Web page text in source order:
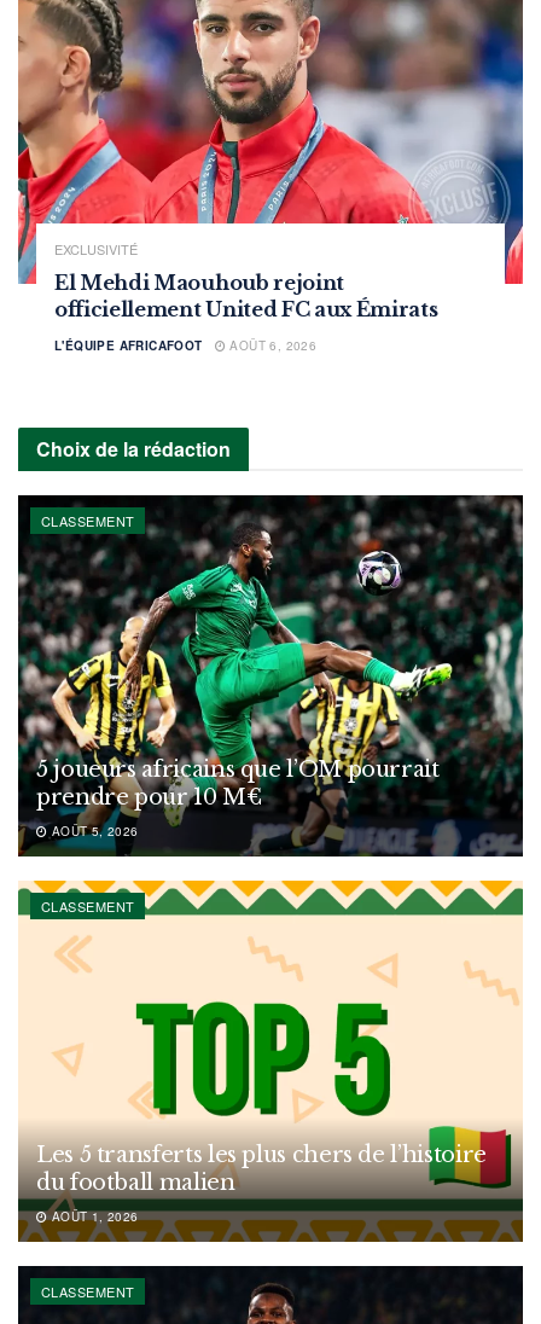
EXCLUSIVITÉ
El Mehdi Maouhoub rejoint
officiellement United FC aux Émirats
L'ÉQUIPE AFRICAFOOT AOÛT 6, 2026
Choix de la rédaction
CLASSEMENT
5 joueurs africains que l’OM pourrait
prendre pour 10 M€
AOÛT 5, 2026
CLASSEMENT
Les 5 transferts les plus chers de l’histoire
du football malien
AOÛT 1, 2026
CLASSEMENT